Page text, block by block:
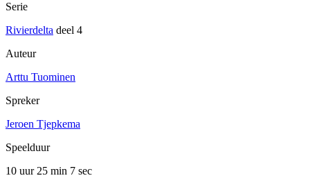
Serie
Rivierdelta deel 4
Auteur
Arttu Tuominen
Spreker
Jeroen Tjepkema
Speelduur
10 uur 25 min 7 sec